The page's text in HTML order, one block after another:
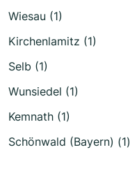
Wiesau (1)
Kirchenlamitz (1)
Selb (1)
Wunsiedel (1)
Kemnath (1)
Schönwald (Bayern) (1)